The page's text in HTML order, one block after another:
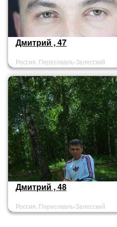
Дмитрий , 47
Россия, Переславль-Залесский
Дмитрий , 48
Россия, Переславль-Залесский